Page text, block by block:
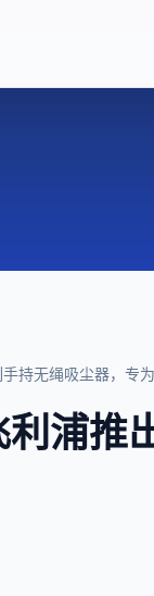
持无绳吸尘器，专
利浦推